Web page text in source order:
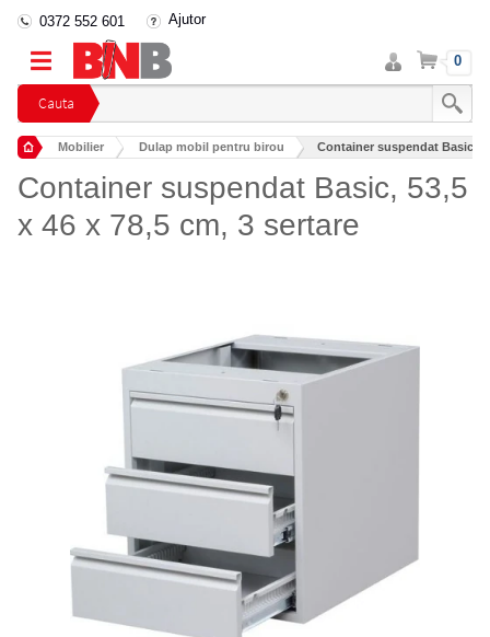
Cauta
0372 552 601 Ajutor
Intra
in
cont
Cos 0
Mobilier Dulap mobil pentru birou Container suspendat Basic,
Container suspendat Basic, 53,5
x 46 x 78,5 cm, 3 sertare